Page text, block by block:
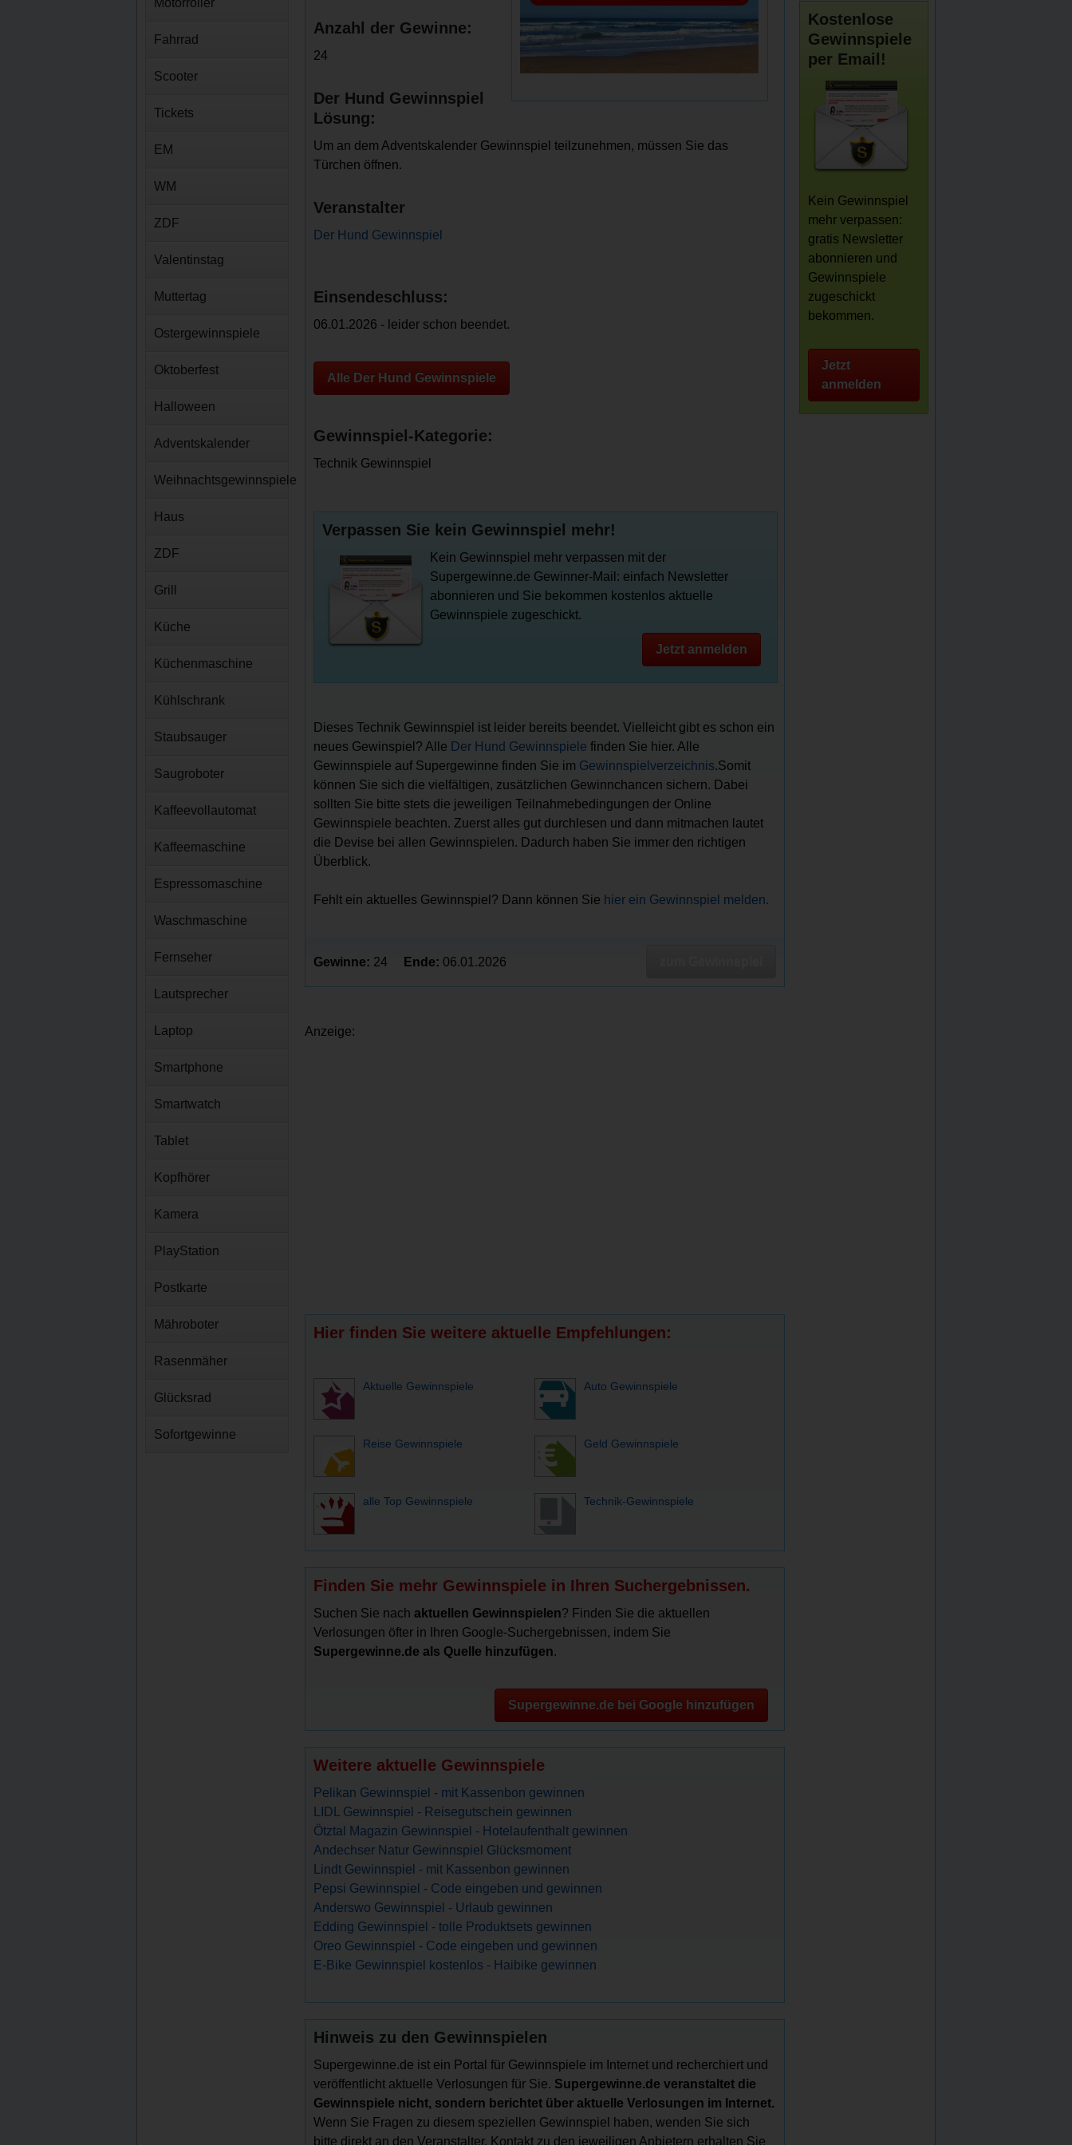
Anzahl der Gewinne:
24
Der Hund Gewinnspiel
Lösung:
Um an dem Adventskalender Gewinnspiel teilzunehmen, müssen Sie das
Türchen öffnen.
Veranstalter
Der Hund Gewinnspiel
Einsendeschluss:
06.01.2026 - leider schon beendet.
Alle Der Hund Gewinnspiele
Gewinnspiel-Kategorie:
Technik Gewinnspiel
Verpassen Sie kein Gewinnspiel mehr!
Kein Gewinnspiel mehr verpassen mit der
Supergewinne.de Gewinner-Mail: einfach Newsletter
abonnieren und Sie bekommen kostenlos aktuelle
Gewinnspiele zugeschickt.
Jetzt anmelden
Dieses Technik Gewinnspiel ist leider bereits beendet. Vielleicht gibt es schon ein
neues Gewinspiel? Alle Der Hund Gewinnspiele finden Sie hier. Alle
Gewinnspiele auf Supergewinne finden Sie im Gewinnspielverzeichnis.Somit
können Sie sich die vielfältigen, zusätzlichen Gewinnchancen sichern. Dabei
sollten Sie bitte stets die jeweiligen Teilnahmebedingungen der Online
Gewinnspiele beachten. Zuerst alles gut durchlesen und dann mitmachen lautet
die Devise bei allen Gewinnspielen. Dadurch haben Sie immer den richtigen
Überblick.
Fehlt ein aktuelles Gewinnspiel? Dann können Sie hier ein Gewinnspiel melden.
Gewinne: 24 Ende: 06.01.2026
Anzeige:
Hier finden Sie weitere aktuelle Empfehlungen:
Aktuelle Gewinnspiele Auto Gewinnspiele
Reise Gewinnspiele Geld Gewinnspiele
alle Top Gewinnspiele Technik-Gewinnspiele
Finden Sie mehr Gewinnspiele in Ihren Suchergebnissen.
Suchen Sie nach aktuellen Gewinnspielen? Finden Sie die aktuellen
Verlosungen öfter in Ihren Google-Suchergebnissen, indem Sie
Supergewinne.de als Quelle hinzufügen.
Supergewinne.de bei Google hinzufügen
Weitere aktuelle Gewinnspiele
Pelikan Gewinnspiel - mit Kassenbon gewinnen
LIDL Gewinnspiel - Reisegutschein gewinnen
Ötztal Magazin Gewinnspiel - Hotelaufenthalt gewinnen
Andechser Natur Gewinnspiel Glücksmoment
Lindt Gewinnspiel - mit Kassenbon gewinnen
Pepsi Gewinnspiel - Code eingeben und gewinnen
Anderswo Gewinnspiel - Urlaub gewinnen
Edding Gewinnspiel - tolle Produktsets gewinnen
Oreo Gewinnspiel - Code eingeben und gewinnen
E-Bike Gewinnspiel kostenlos - Haibike gewinnen
Hinweis zu den Gewinnspielen
Supergewinne.de ist ein Portal für Gewinnspiele im Internet und recherchiert und
veröffentlicht aktuelle Verlosungen für Sie. Supergewinne.de veranstaltet die
Gewinnspiele nicht, sondern berichtet über aktuelle Verlosungen im Internet.
Wenn Sie Fragen zu diesem speziellen Gewinnspiel haben, wenden Sie sich
bitte direkt an den Veranstalter. Kontakt zu den jeweiligen Anbietern erhalten Sie
Motorroller
Fahrrad
Scooter
Tickets
EM
WM
ZDF
Valentinstag
Muttertag
Ostergewinnspiele
Oktoberfest
Halloween
Adventskalender
Weihnachtsgewinnspiele
Haus
ZDF
Grill
Küche
Küchenmaschine
Kühlschrank
Staubsauger
Saugroboter
Kaffeevollautomat
Kaffeemaschine
Espressomaschine
Waschmaschine
Fernseher
Lautsprecher
Laptop
Smartphone
Smartwatch
Tablet
Kopfhörer
Kamera
PlayStation
Postkarte
Mähroboter
Rasenmäher
Glücksrad
Sofortgewinne
Kostenlose
Gewinnspiele
per Email!
Kein Gewinnspiel
mehr verpassen:
gratis Newsletter
abonnieren und
Gewinnspiele
zugeschickt
bekommen.
Jetzt
anmelden